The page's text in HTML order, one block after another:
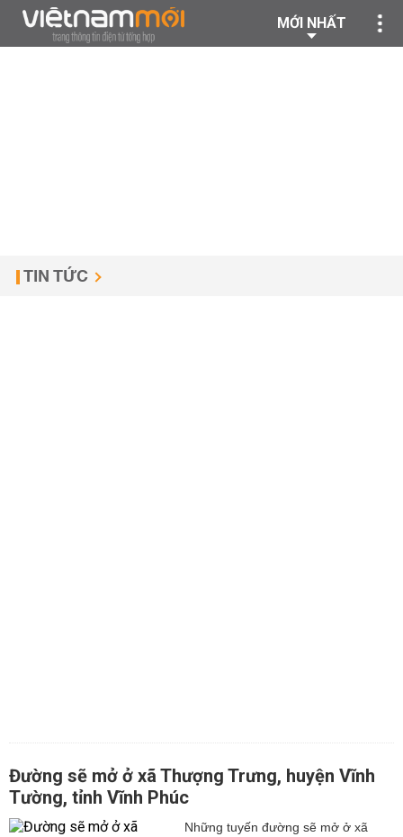
MỚI NHẤT
TIN TỨC
Đường sẽ mở ở xã Thượng Trưng, huyện Vĩnh
Tường, tỉnh Vĩnh Phúc
Những tuyến đường sẽ mở ở xã